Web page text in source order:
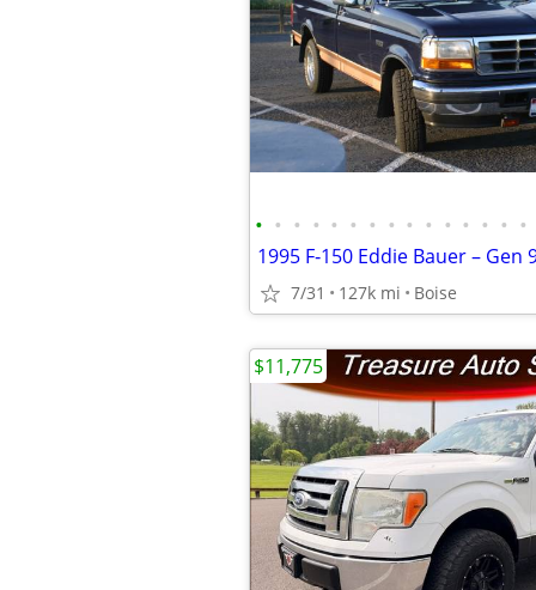
• • • • • • • • • • • • • • •
7/31 127k mi Boise
$11,775